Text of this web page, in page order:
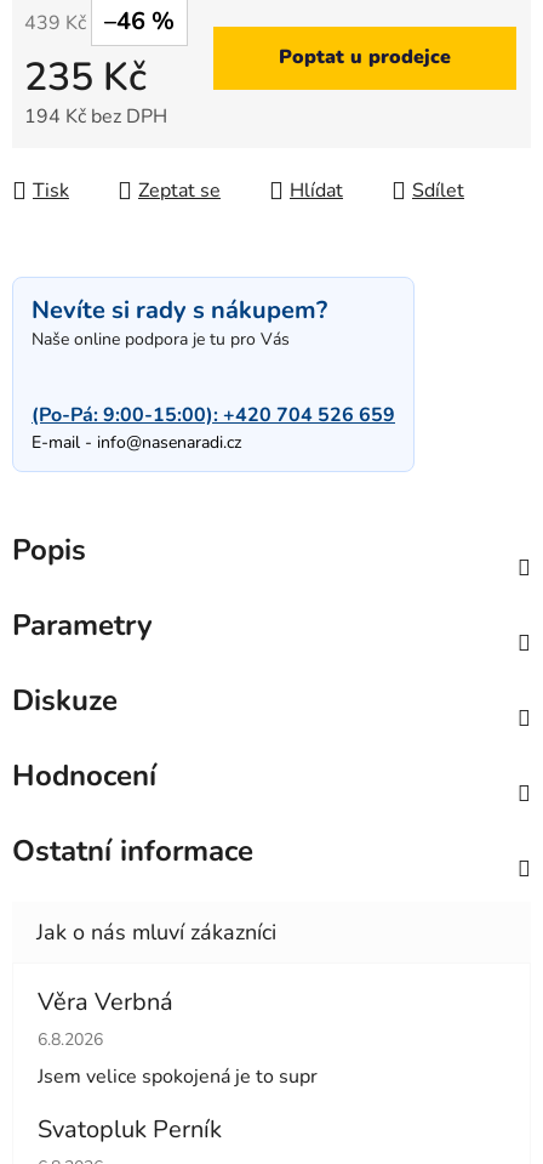
439 Kč –46 %
235 Kč
194 Kč bez DPH
Poptat u prodejce
Tisk Zeptat se Hlídat Sdílet
Nevíte si rady s nákupem?
Naše online podpora je tu pro Vás
(Po-Pá: 9:00-15:00):+420 704 526 659
E-mail - info@nasenaradi.cz
Popis
Parametry
Diskuze
Hodnocení
Ostatní informace
Věra Verbná
Hodnocení obchodu je 5 z 5 hvězdiček.
6.8.2026
Jsem velice spokojená je to supr
Svatopluk Perník